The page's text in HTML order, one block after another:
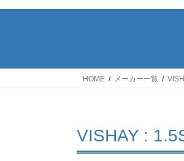
ス
ン
HOME メーカー一覧
VISHAY :